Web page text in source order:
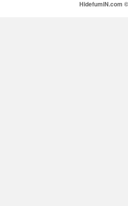
HidefumiN.com